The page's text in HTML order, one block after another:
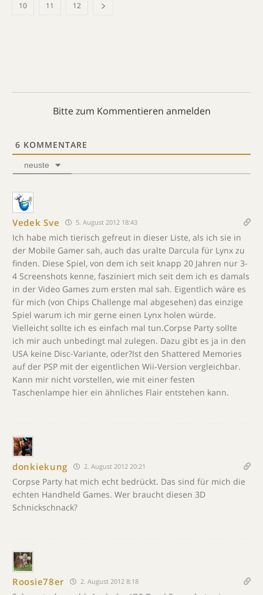
10 11 12
Bitte zum Kommentieren anmelden
6 KOMMENTARE
neuste
Vedek Sve 5. August 2012 18:43
Ich habe mich tierisch gefreut in dieser Liste, als ich sie in
der Mobile Gamer sah, auch das uralte Darcula für Lynx zu
finden. Diese Spiel, von dem ich seit knapp 20 Jahren nur 3-
4 Screenshots kenne, fasziniert mich seit dem ich es damals
in der Video Games zum ersten mal sah. Eigentlich wäre es
für mich (von Chips Challenge mal abgesehen) das einzige
Spiel warum ich mir gerne einen Lynx holen würde.
Vielleicht sollte ich es einfach mal tun.Corpse Party sollte
ich mir auch unbedingt mal zulegen. Dazu gibt es ja in den
USA keine Disc-Variante, oder?Ist den Shattered Memories
auf der PSP mit der eigentlichen Wii-Version vergleichbar.
Kann mir nicht vorstellen, wie mit einer festen
Taschenlampe hier ein ähnliches Flair entstehen kann.
donkiekung 2. August 2012 20:21
Corpse Party hat mich echt bedrückt. Das sind für mich die
echten Handheld Games. Wer braucht diesen 3D
Schnickschnack?
Roosie78er 2. August 2012 8:18